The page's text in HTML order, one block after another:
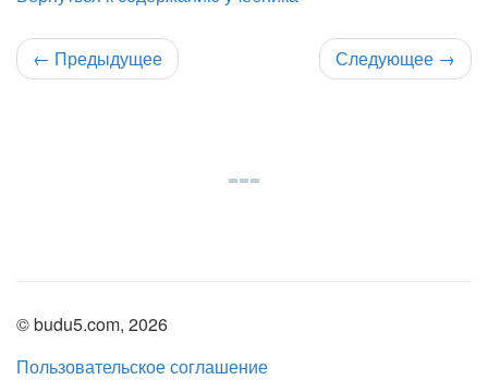
← Предыдущее Следующее →
© budu5.com, 2026
Пользовательское соглашение